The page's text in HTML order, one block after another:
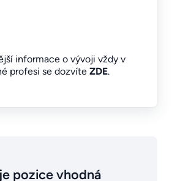
informace o vývoji vždy v
profesi se dozvíte ZDE.
pozice vhodná